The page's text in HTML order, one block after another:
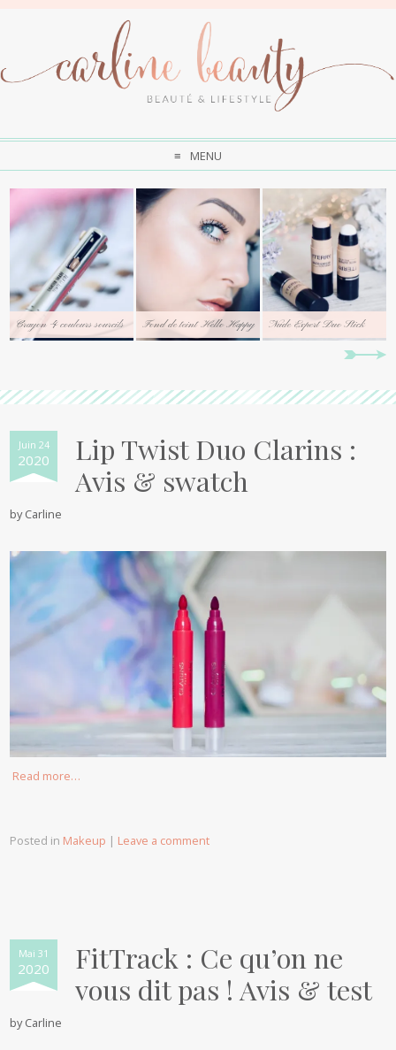
MENU
Crayon 4 couleurs sourcils Fond de teint Hello Happy Nude Expert Duo Stick
Juin 24
2020
Lip Twist Duo Clarins :
Avis & swatch
byCarline
Read more…
Posted in Makeup | Leave a comment
Mai 31
2020
FitTrack : Ce qu’on ne
vous dit pas ! Avis & test
byCarline